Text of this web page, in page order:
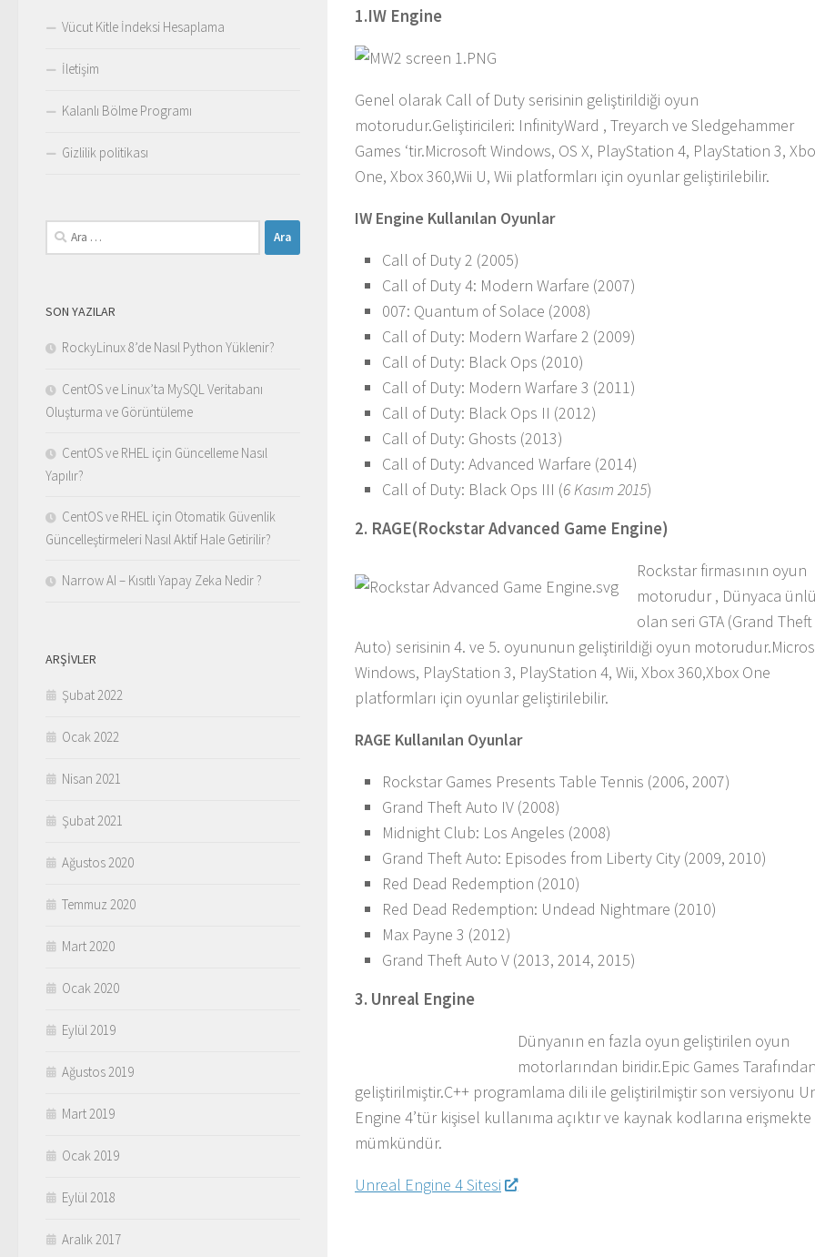
1.IW Engine
Genel olarak Call of Duty serisinin geliştirildiği oyun
motorudur.Geliştiricileri: InfinityWard , Treyarch ve Sledgehammer
Games ‘tir.Microsoft Windows, OS X, PlayStation 4, PlayStation 3,
One, Xbox 360,Wii U, Wii platformları için oyunlar geliştirilebilir.
IW Engine Kullanılan Oyunlar
Call of Duty 2 (2005)
Call of Duty 4: Modern Warfare (2007)
007: Quantum of Solace (2008)
Call of Duty: Modern Warfare 2 (2009)
Call of Duty: Black Ops (2010)
Call of Duty: Modern Warfare 3 (2011)
Call of Duty: Black Ops II (2012)
Call of Duty: Ghosts (2013)
Call of Duty: Advanced Warfare (2014)
Call of Duty: Black Ops III (6 Kasım 2015)
2. RAGE(Rockstar Advanced Game Engine)
Rockstar firmasının oyun
motorudur , Dünyaca ünlü
olan seri GTA (Grand Theft
Auto) serisinin 4. ve 5. oyununun geliştirildiği oyun
Windows, PlayStation 3, PlayStation 4, Wii, Xbox 360,Xbox One
platformları için oyunlar geliştirilebilir.
RAGE Kullanılan Oyunlar
Rockstar Games Presents Table Tennis (2006, 2007)
Grand Theft Auto IV (2008)
Midnight Club: Los Angeles (2008)
Grand Theft Auto: Episodes from Liberty City (2009, 2010)
Red Dead Redemption (2010)
Red Dead Redemption: Undead Nightmare (2010)
Max Payne 3 (2012)
Grand Theft Auto V (2013, 2014, 2015)
3. Unreal Engine
Dünyanın en fazla oyun geliştirilen oyun
motorlarından biridir.Epic Games Tarafından
geliştirilmiştir.C++ programlama dili ile geliştirilmiştir son versiyonu
Engine 4’tür kişisel kullanıma açıktır ve kaynak kodlarına erişmekte
mümkündür.
Unreal Engine 4 Sitesi
Vücut Kitle İndeksi Hesaplama
İletişim
Kalanlı Bölme Programı
Gizlilik politikası
Arama:
SON YAZILAR
RockyLinux 8’de Nasıl Python Yüklenir?
CentOS ve Linux’ta MySQL Veritabanı
Oluşturma ve Görüntüleme
CentOS ve RHEL için Güncelleme Nasıl
Yapılır?
CentOS ve RHEL için Otomatik Güvenlik
Güncelleştirmeleri Nasıl Aktif Hale Getirilir?
Narrow AI – Kısıtlı Yapay Zeka Nedir ?
ARŞIVLER
Şubat 2022
Ocak 2022
Nisan 2021
Şubat 2021
Ağustos 2020
Temmuz 2020
Mart 2020
Ocak 2020
Eylül 2019
Ağustos 2019
Mart 2019
Ocak 2019
Eylül 2018
Aralık 2017